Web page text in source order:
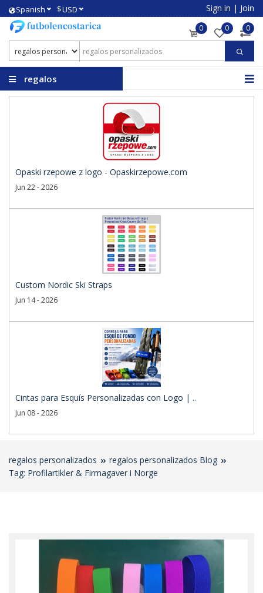
Spanish $USD Sign in | Join
0 0 0
regalos
Opaski rzepowe z logo - Opaskirzepowe.com
Jun 22 - 2026
Custom Nordic Ski Straps
Jun 14 - 2026
Cintas para Esquís Personalizadas con Logo | ..
Jun 08 - 2026
regalos personalizados
regalos personalizados Blog
Tag: Profilartikler & Firmagaver i Norge